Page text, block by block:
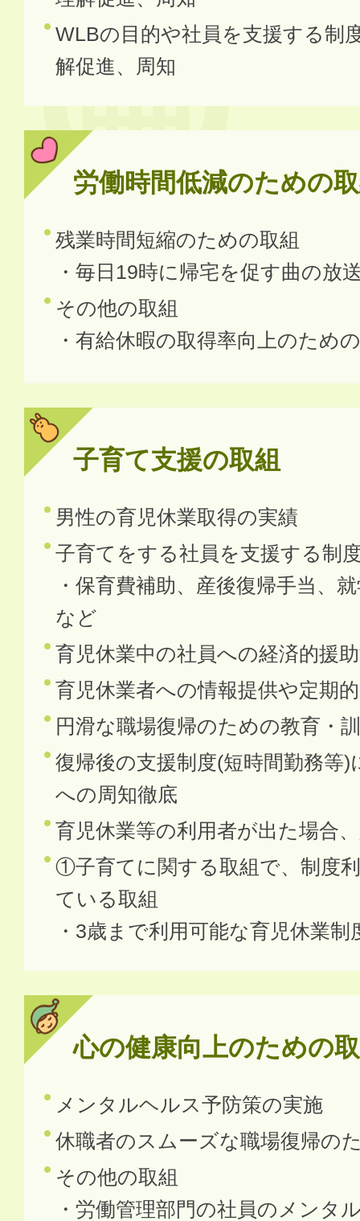
WLBの目的や社員を支援する制
解促進、周知
労働時間低減のための
残業時間短縮のための取組
・毎日19時に帰宅を促す曲の放
その他の取組
・有給休暇の取得率向上のため
子育て支援の取組
男性の育児休業取得の実績
子育てをする社員を支援する制
・保育費補助、産後復帰手当、
など
育児休業中の社員への経済的援
育児休業者への情報提供や定期
円滑な職場復帰のための教育・
復帰後の支援制度(短時間勤務等
への周知徹底
育児休業等の利用者が出た場合
①子育てに関する取組で、制度
ている取組
・3歳まで利用可能な育児休業制
心の健康向上のための
メンタルヘルス予防策の実施
休職者のスムーズな職場復帰の
その他の取組
・労働管理部門の社員のメンタ